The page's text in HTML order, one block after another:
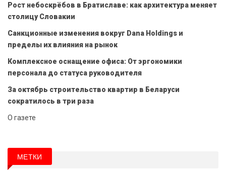
Рост небоскрёбов в Братиславе: как архитектура меняет
столицу Словакии
Санкционные изменения вокруг Dana Holdings и
пределы их влияния на рынок
Комплексное оснащение офиса: От эргономики
персонала до статуса руководителя
За октябрь строительство квартир в Беларуси
сократилось в три раза
О газете
МЕТКИ